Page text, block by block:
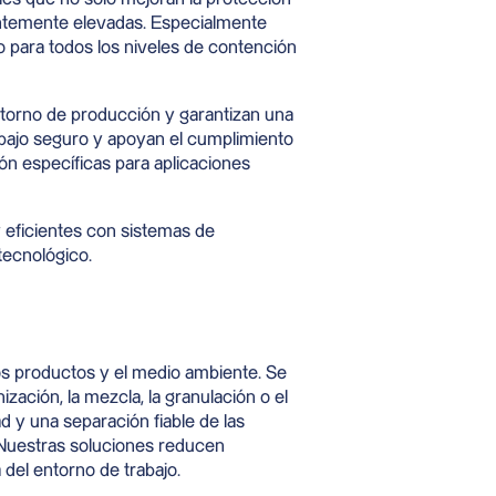
elevadas. Especialmente
para todos los niveles de contención
de producción y garantizan una
seguro y apoyan el cumplimiento
específicas para aplicaciones
con sistemas de
productos y el medio ambiente. Se
la mezcla, la granulación o el
y una separación fiable de las
soluciones reducen
entorno de trabajo.